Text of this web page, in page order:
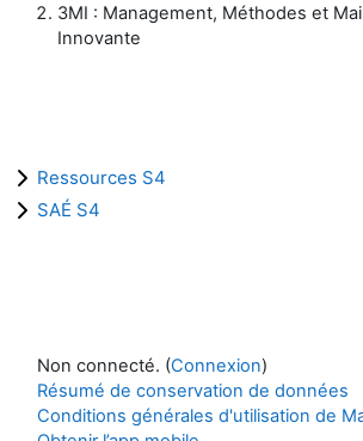
3MI : Management, Méthodes et
Innovante
Ressources S4
SAÉ S4
Non connecté. (Connexion)
Résumé de conservation de données
Conditions générales d'utilisation de